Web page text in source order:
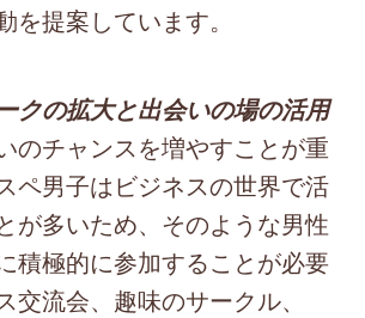
を提案しています。
クの拡大と出会いの場の活用
のチャンスを増やすことが重
ペ男子はビジネスの世界で活
が多いため、そのような男性
積極的に参加することが必要
交流会、趣味のサークル、